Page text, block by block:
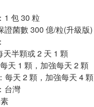
1 包 30 粒
證菌數 300 億/粒(升級版)
天半顆或 2 天 1 顆
天 1 顆，加強每天 2 顆
每天 2 顆，加強每天 4 顆
台灣